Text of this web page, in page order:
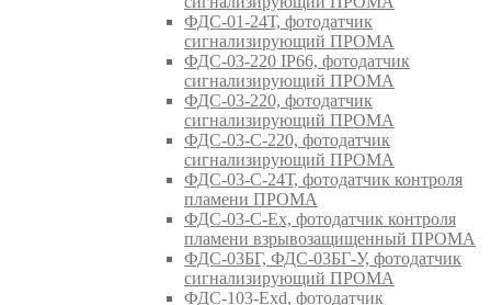
ФДС-01-24Т, фотодатчик
сигнализирующий ПРОМА
ФДС-03-220 IP66, фотодатчик
сигнализирующий ПРОМА
ФДС-03-220, фотодатчик
сигнализирующий ПРОМА
ФДС-03-С-220, фотодатчик
сигнализирующий ПРОМА
ФДС-03-С-24Т, фотодатчик контроля
пламени ПРОМА
ФДС-03-С-Ex, фотодатчик контроля
пламени взрывозащищенный ПРОМА
ФДС-03БГ, ФДС-03БГ-У, фотодатчик
сигнализирующий ПРОМА
ФДС-103-Ехd, фотодатчик